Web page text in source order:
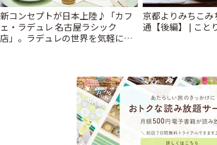
新コンセプトが日本上陸♪「カフ
ェ・ラデュレ 名古屋ラシック
店」。ラデュレの世界を気軽に楽
京都よりみちこ
通【後編】 | こと